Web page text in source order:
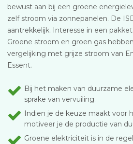
bewust aan bij een groene
zelf stroom via zonnepanelen. De
aantrekkelijk. Interesse in een
Groene stroom en groen gas
vergelijking met grijze stroom van
Essent.
Bij het maken van duurzame
sprake van vervuiling.
Indien je de keuze maakt voor
motiveer je de productie van
Groene elektriciteit is in de